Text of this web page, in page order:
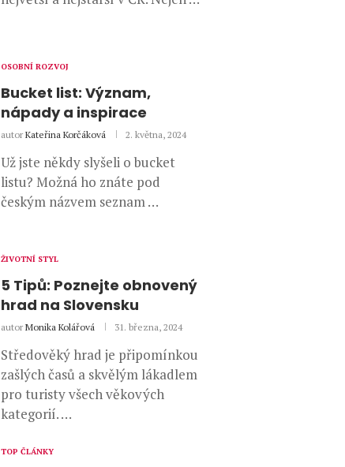
OSOBNÍ ROZVOJ
Bucket list: Význam,
nápady a inspirace
autor Kateřina Korčáková 2. května, 2024
Už jste někdy slyšeli o bucket
listu? Možná ho znáte pod
českým názvem seznam …
ŽIVOTNÍ STYL
5 Tipů: Poznejte obnovený
hrad na Slovensku
autor Monika Kolářová 31. března, 2024
Středověký hrad je připomínkou
zašlých časů a skvělým lákadlem
pro turisty všech věkových
kategorií. …
TOP ČLÁNKY